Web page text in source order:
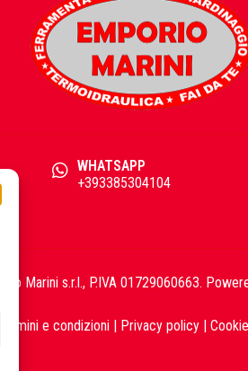
WHATSAPP
+393385304104
Marini s.r.l., P.IVA 01729060663.
Termini e condizioni| Privacy policy|